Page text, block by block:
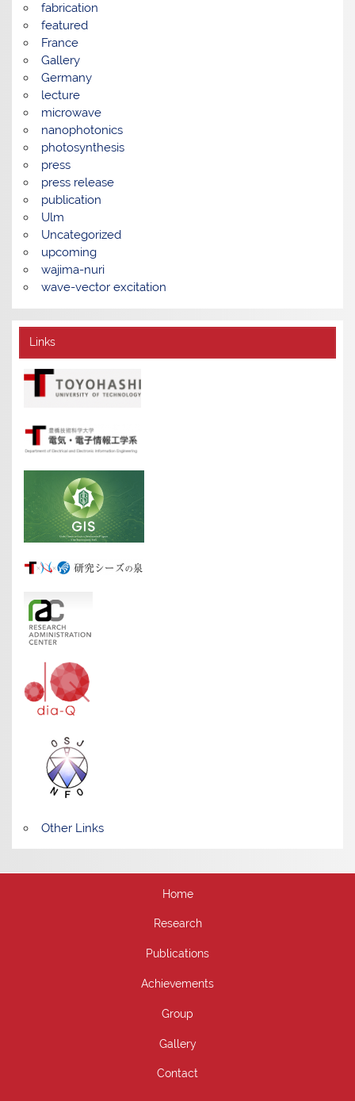
fabrication
featured
France
Gallery
Germany
lecture
microwave
nanophotonics
photosynthesis
press
press release
publication
Ulm
Uncategorized
upcoming
wajima-nuri
wave-vector excitation
Links
Other Links
Home
Research
Publications
Achievements
Group
Gallery
Contact